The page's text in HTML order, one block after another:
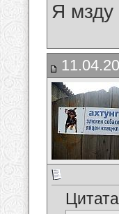
Я мзду